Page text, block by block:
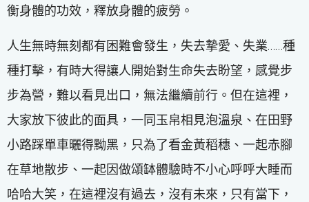
衡身體的功效，釋放身體的疲勞。
人生無時無刻都有困難會發生，失去摯愛、失業……種
種打擊，有時大得讓人開始對生命失去盼望，感覺步
步為營，難以看見出口，無法繼續前行。但在這裡，
大家放下彼此的面具，一同玉帛相見泡溫泉、在田野
小路踩單車曬得黝黑，只為了看金黃稻穗、一起赤腳
在草地散步、一起因做頌缽體驗時不小心呼呼大睡而
哈哈大笑，在這裡沒有過去，沒有未來，只有當下，